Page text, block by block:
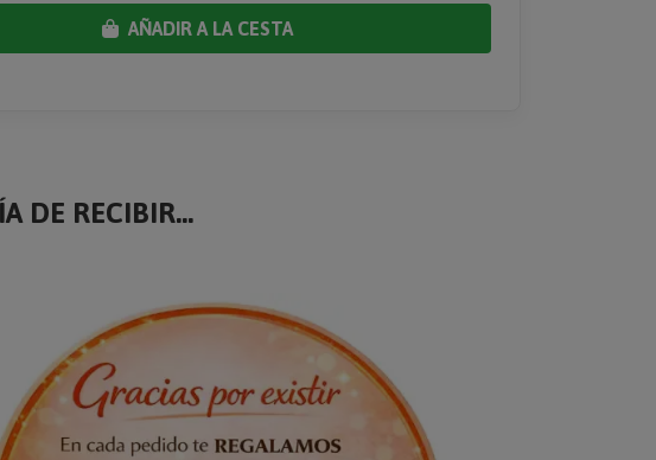
AÑADIR A LA CESTA
DE RECIBIR...